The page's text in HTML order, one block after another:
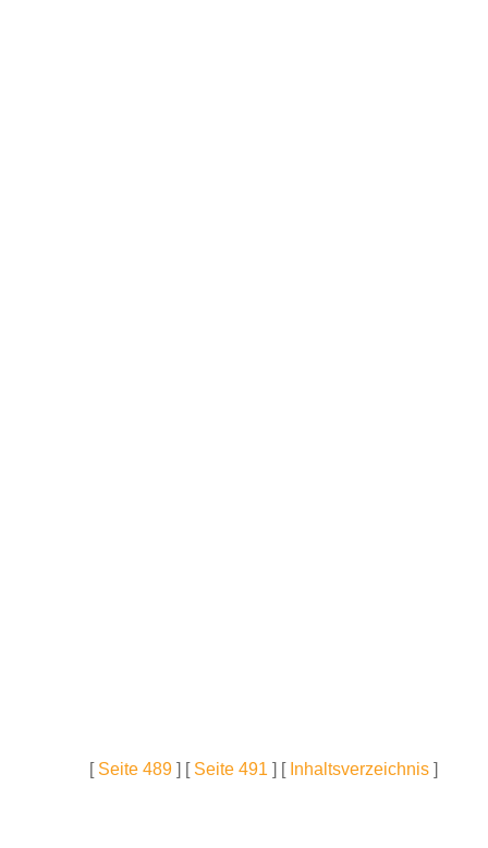
[ Seite 489 ] [ Seite 491 ] [ Inhaltsverzeichnis ]